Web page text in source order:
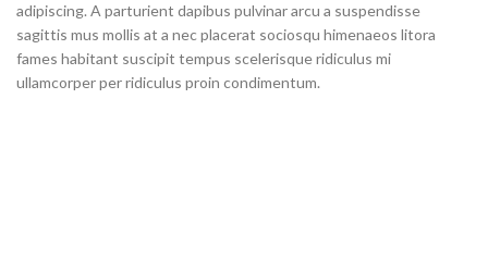
adipiscing. A parturient dapibus pulvinar arcu a suspendisse
sagittis mus mollis at a nec placerat sociosqu himenaeos litora
fames habitant suscipit tempus scelerisque ridiculus mi
ullamcorper per ridiculus proin condimentum.